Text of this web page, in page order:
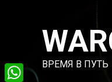
содержимому
ВРЕМЯ В ПУТЬ